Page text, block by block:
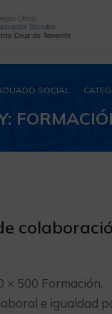
SOCIAL
× 500 Formación,
e igualdad